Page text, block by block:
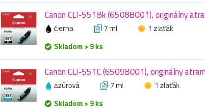
Canon CLI-551Bk (6508B001), originálny
čierna 7 ml
1 zlaťák
Skladom > 9 ks
Canon CLI-551C (6509B001), originálny
azúrová 7 ml
1 zlaťák
Skladom > 9 ks